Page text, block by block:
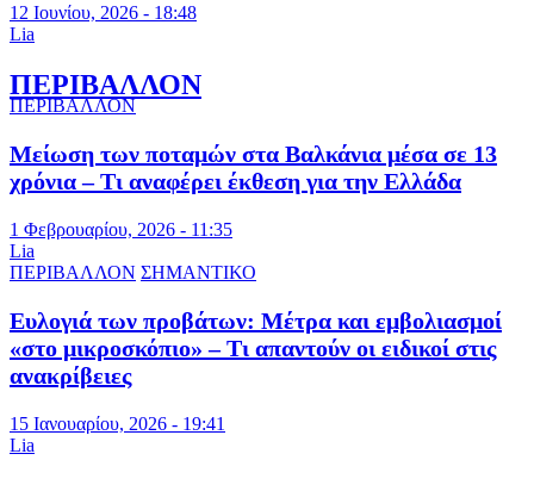
12 Ιουνίου, 2026 - 18:48
Lia
ΠΕΡΙΒΑΛΛΟΝ
ΠΕΡΙΒΑΛΛΟΝ
Μείωση των ποταμών στα Βαλκάνια μέσα σε 13
χρόνια – Τι αναφέρει έκθεση για την Ελλάδα
1 Φεβρουαρίου, 2026 - 11:35
Lia
ΠΕΡΙΒΑΛΛΟΝ ΣΗΜΑΝΤΙΚΟ
Ευλογιά των προβάτων: Μέτρα και εμβολιασμοί
«στο μικροσκόπιο» – Τι απαντούν οι ειδικοί στις
ανακρίβειες
15 Ιανουαρίου, 2026 - 19:41
Lia